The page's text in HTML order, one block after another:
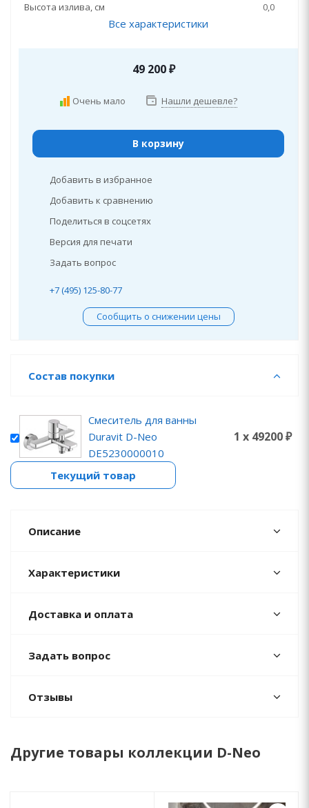
Высота излива, см
0,0
Все характеристики
49 200₽
Очень мало Нашли дешевле?
В корзину
Добавить в избранное
Добавить к сравнению
Поделиться в соцсетях
Версия для печати
Задать вопрос
+7 (495) 125-80-77
Сообщить о снижении цены
Состав покупки
Смеситель для ванны
Duravit D-Neo
DE5230000010
1 x 49200 ₽
Текущий товар
Описание
Характеристики
Доставка и оплата
Задать вопрос
Отзывы
Другие товары коллекции D-Neo